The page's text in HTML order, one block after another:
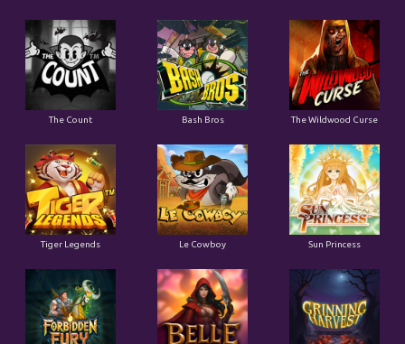
The Count Bash Bros The Wildwood Curse
Tiger Legends Le Cowboy Sun Princess